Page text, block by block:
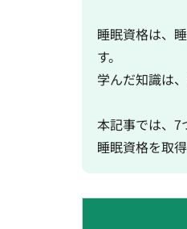
睡眠資格は、
す。
学んだ知識は
本記事では、7
睡眠資格を取